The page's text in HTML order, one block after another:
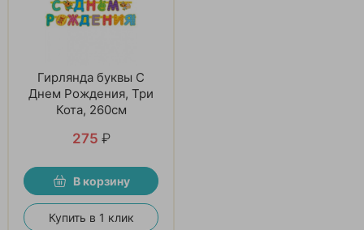
Гирлянда буквы С
Днем Рождения, Три
Кота, 260см
275 ₽
В корзину
Купить в 1 клик